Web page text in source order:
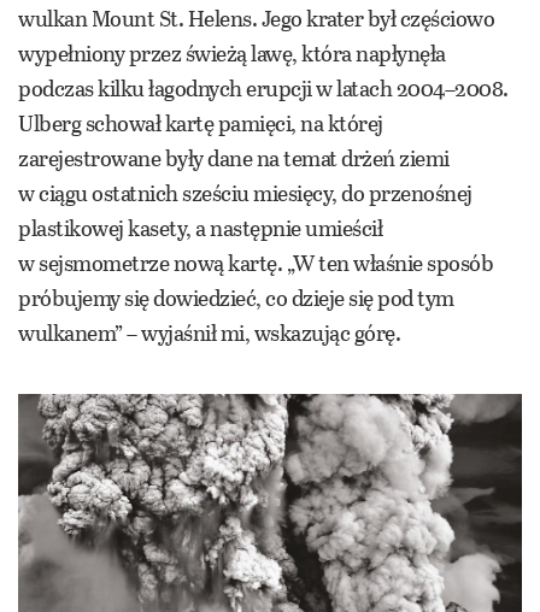
wulkan Mount St. Helens. Jego krater był częściowo
wypełniony przez świeżą lawę, która napłynęła
podczas kilku łagodnych erupcji w latach 2004–2008.
Ulberg schował kartę pamięci, na której
zarejestrowane były dane na temat drżeń ziemi
w ciągu ostatnich sześciu miesięcy, do przenośnej
plastikowej kasety, a następnie umieścił
w sejsmometrze nową kartę. „W ten właśnie sposób
próbujemy się dowiedzieć, co dzieje się pod tym
wulkanem” – wyjaśnił mi, wskazując górę.